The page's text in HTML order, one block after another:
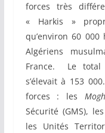
forces très
« Harkis »
qu’environ 60
Algériens
France. Le total
s’élevait à 153
forces : les
Sécurité (GMS),
les Unités